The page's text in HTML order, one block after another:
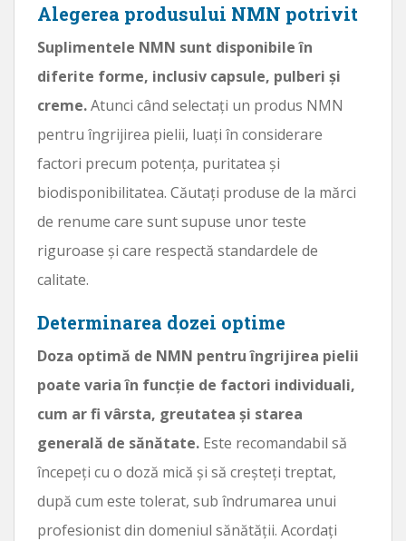
Alegerea produsului NMN potrivit
Suplimentele NMN sunt disponibile în
diferite forme, inclusiv capsule, pulberi și
creme.Atunci când selectați un produs NMN
pentru îngrijirea pielii, luați în considerare
factori precum potența, puritatea și
biodisponibilitatea. Căutați produse de la mărci
de renume care sunt supuse unor teste
riguroase și care respectă standardele de
calitate.
Determinarea dozei optime
Doza optimă de NMN pentru îngrijirea pielii
poate varia în funcție de factori individuali,
cum ar fi vârsta, greutatea și starea
generală de sănătate. Este recomandabil să
începeți cu o doză mică și să creșteți treptat,
după cum este tolerat, sub îndrumarea unui
profesionist din domeniul sănătății. Acordați